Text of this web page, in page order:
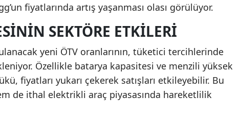
fiyatlarında artış yaşanması olası görülüyor.
SEKTÖRE ETKILERI
yeni ÖTV oranlarının, tüketici tercihlerinde
Özellikle batarya kapasitesi ve menzili yüksek
fiyatları yukarı çekerek satışları etkileyebilir. Bu
de ithal elektrikli araç piyasasında hareketlilik